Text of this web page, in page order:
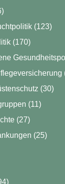
(123)
(170)
(30)
(11)
(27)
(25)